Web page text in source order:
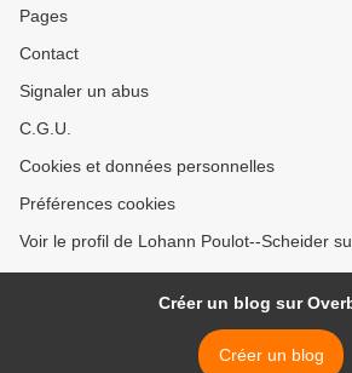
Pages
Contact
Signaler un abus
C.G.U.
Cookies et données personnelles
Préférences cookies
Voir le profil de Lohann Poulot--Scheider
Créer un blog sur
Créer un blog